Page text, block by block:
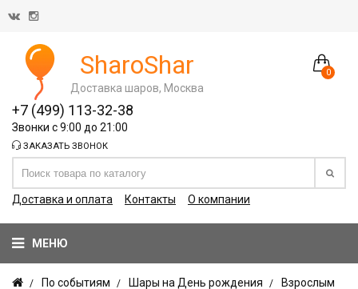
0
SharoShar
Доставка шаров, Москва
+7 (499) 113-32-38
Звонки с 9:00 до 21:00
ЗАКАЗАТЬ ЗВОНОК
Доставка и оплата Контакты О компании
МЕНЮ
По событиям Шары на День рождения
Взрослым